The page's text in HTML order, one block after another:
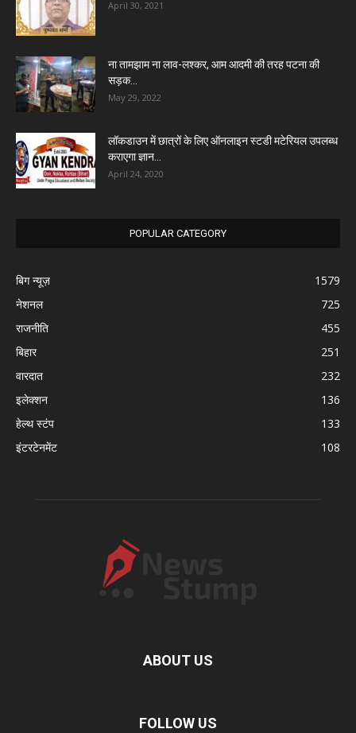
April 30, 2021
ना तामझाम ना लाव-लश्कर, आम आदमी की तरह पटना की
सड़क...
May 29, 2022
लॉकडाउन में छात्रों के लिए ऑनलाइन स्टडी मटेरियल उपलब्ध
कराएगा ज्ञान...
April 24, 2020
POPULAR CATEGORY
बिग न्यूज़
1579
नेशनल
725
राजनीति
455
बिहार
251
वारदात
232
इलेक्शन
136
हेल्थ स्टंप
133
इंटरटेनमेंट
108
ABOUT US
FOLLOW US